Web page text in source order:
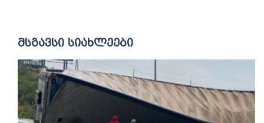
მსგავსი სიახლეები